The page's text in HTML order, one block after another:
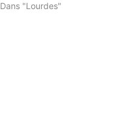
Dans "Lourdes"